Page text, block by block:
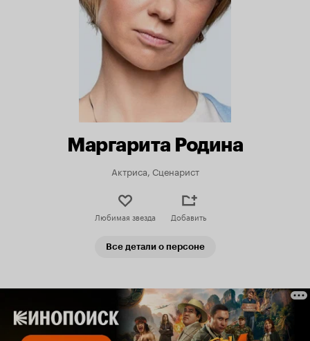
Маргарита Родина
Актриса, Сценарист
Любимая звезда Добавить
Все детали о персоне